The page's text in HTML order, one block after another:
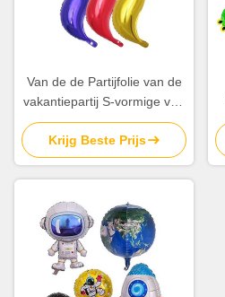
Van de de Partijfolie van de
vakantiepartij S-vormige van
de Ballon Multicolored 24
Duim de Folieballons
Krijg Beste Prijs